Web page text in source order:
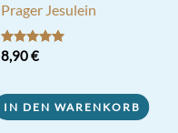
Prager Jesulein
Bewertet mit
5.00
8,90€
IN DEN WARENKORB